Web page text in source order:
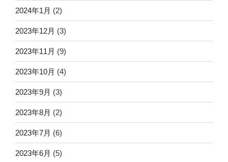
2024年1月 (2)
2023年12月 (3)
2023年11月 (9)
2023年10月 (4)
2023年9月 (3)
2023年8月 (2)
2023年7月 (6)
2023年6月 (5)